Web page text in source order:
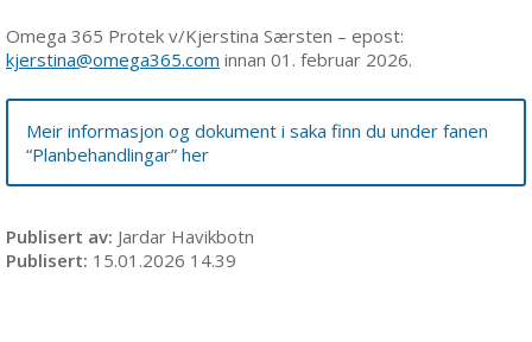
Omega 365 Protek v/Kjerstina Særsten – epost:
kjerstina@omega365.com innan 01. februar 2026.
Meir informasjon og dokument i saka finn du under fanen
“Planbehandlingar” her
Publisert av Jardar Havikbotn
Publisert 15.01.2026 14.39